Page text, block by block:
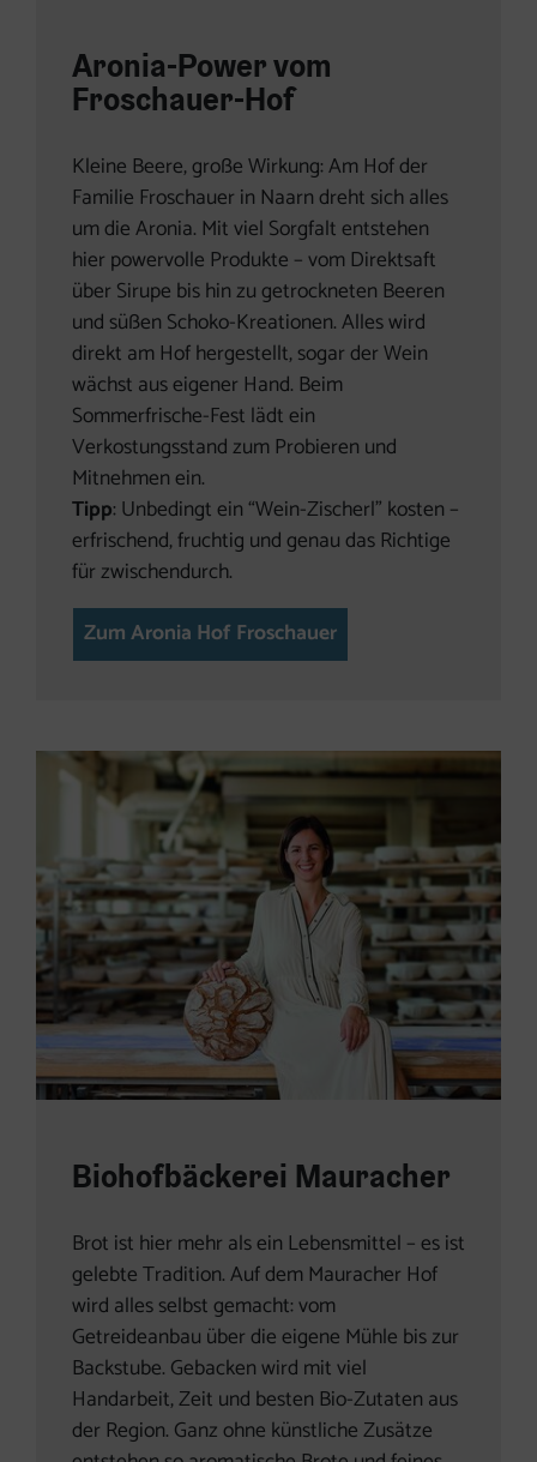
Aronia-Power vom
Froschauer-Hof
Kleine Beere, große Wirkung: Am Hof der
Familie Froschauer in Naarn dreht sich alles
um die Aronia. Mit viel Sorgfalt entstehen
hier powervolle Produkte – vom Direktsaft
über Sirupe bis hin zu getrockneten Beeren
und süßen Schoko-Kreationen. Alles wird
direkt am Hof hergestellt, sogar der Wein
wächst aus eigener Hand. Beim
Sommerfrische-Fest lädt ein
Verkostungsstand zum Probieren und
Mitnehmen ein.
Tipp: Unbedingt ein “Wein-Zischerl” kosten –
erfrischend, fruchtig und genau das Richtige
für zwischendurch.
Zum Aronia Hof Froschauer
Biohofbäckerei Mauracher
Brot ist hier mehr als ein Lebensmittel – es ist
gelebte Tradition. Auf dem Mauracher Hof
wird alles selbst gemacht: vom
Getreideanbau über die eigene Mühle bis zur
Backstube. Gebacken wird mit viel
Handarbeit, Zeit und besten Bio-Zutaten aus
der Region. Ganz ohne künstliche Zusätze